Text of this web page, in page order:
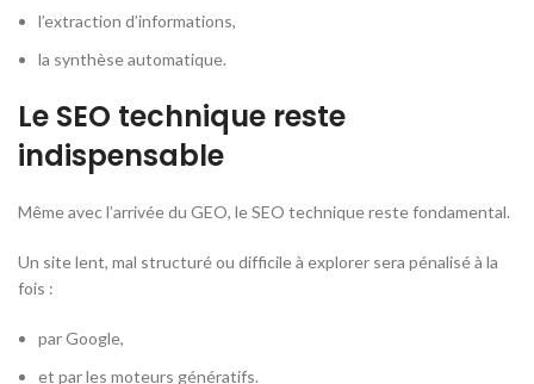
l’extraction d’informations,
la synthèse automatique.
Le SEO technique reste
indispensable
Même avec l’arrivée du GEO, le SEO technique reste fondamental.
Un site lent, mal structuré ou difficile à explorer sera pénalisé à la
fois :
par Google,
et par les moteurs génératifs.